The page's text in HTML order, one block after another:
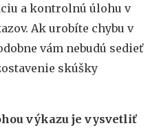
a kontrolnú úlohu v
Ak urobíte chybu v
vám nebudú sedieť
skúšky
výkazu je vysvetliť